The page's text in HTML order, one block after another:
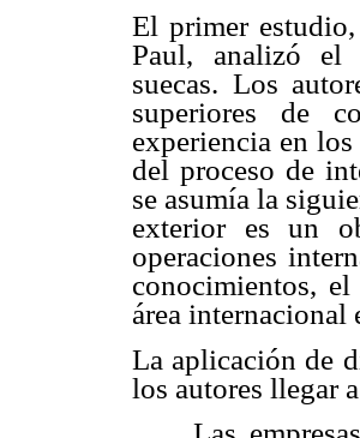
El primer
Paul, analizó el
suecas. Los
superiores de
experiencia en
del proceso de
se asumía la
exterior es un
operaciones
conocimientos,
área internacional
La aplicación de
los autores llegar